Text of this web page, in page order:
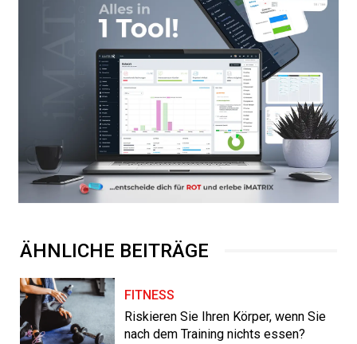
ÄHNLICHE BEITRÄGE
FITNESS
Riskieren Sie Ihren Körper, wenn Sie
nach dem Training nichts essen?